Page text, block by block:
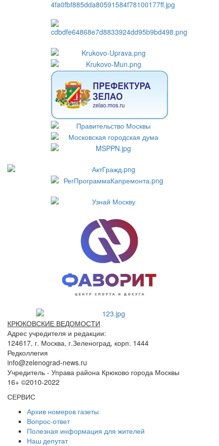
КРЮКОВСКИЕ ВЕДОМОСТИ
Адрес учредителя и редакции:
124617, г. Москва, г.Зеленоград, корп. 1444
Редколлегия
info@zelenograd-news.ru
Учредитель - Управа района Крюково города Москвы
16+ ©2010-2022
СЕРВИС
Архив номеров газеты
Вопрос-ответ
Полезная информация для жителей
Наш депутат